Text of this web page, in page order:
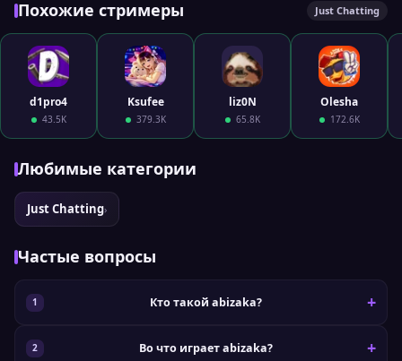
Похожие стримеры Just Chatting
d1pro4
43.5K
Ksufee
379.3K
liz0N
65.8K
Olesha
172.6K
Любимые категории
Just Chatting›
Частые вопросы
Кто такой abizaka?
Во что играет abizaka?